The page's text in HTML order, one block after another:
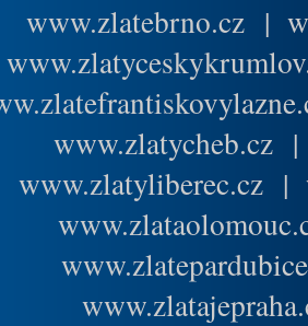
www.zlatebrno.cz |
www.zlatycheb.cz
www.zlatyliberec.cz |